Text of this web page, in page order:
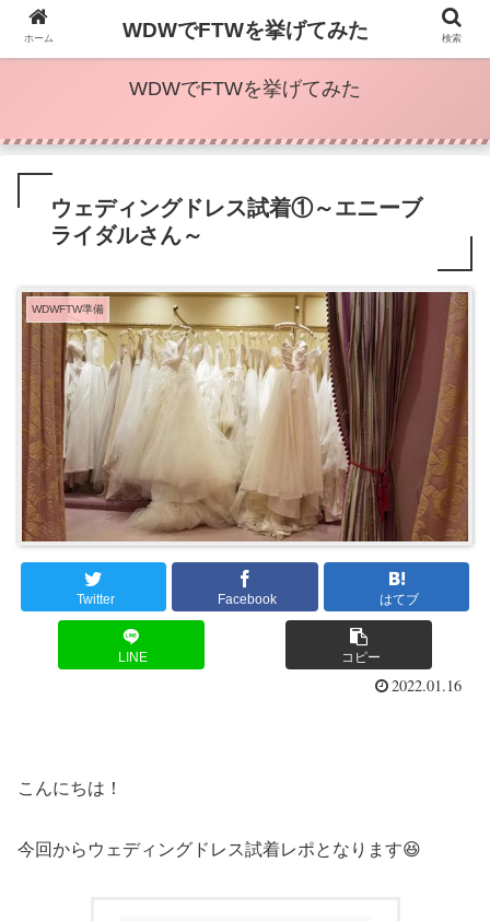
2022.09にWDWで挙式済。レポ挙げています
WDWでFTWを挙げてみた
ウェディングドレス試着①～エニーブ
ライダルさん～
WDWFTW準備
Twitter Facebook はてブ
LINE コピー
2022.01.16
こんにちは！
今回からウェディングドレス試着レポとなります😆
ホーム WDWでFTWを挙げてみた 検索